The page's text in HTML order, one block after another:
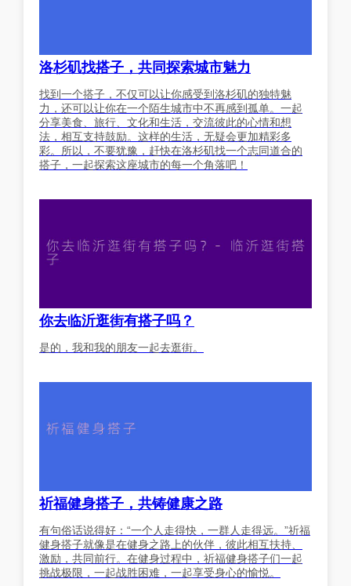
洛杉矶找搭子，共同探索城市魅力
找到一个搭子，不仅可以让你感受到洛杉矶的独特魅
力，还可以让你在一个陌生城市中不再感到孤单。一起
分享美食、旅行、文化和生活，交流彼此的心情和想
法，相互支持鼓励。这样的生活，无疑会更加精彩多
彩。所以，不要犹豫，赶快在洛杉矶找一个志同道合的
搭子，一起探索这座城市的每一个角落吧！
你去临沂逛街有搭子吗？
是的，我和我的朋友一起去逛街。
祈福健身搭子，共铸健康之路
有句俗话说得好：“一个人走得快，一群人走得远。”祈福
健身搭子就像是在健身之路上的伙伴，彼此相互扶持、
激励，共同前行。在健身过程中，祈福健身搭子们一起
挑战极限，一起战胜困难，一起享受身心的愉悦。